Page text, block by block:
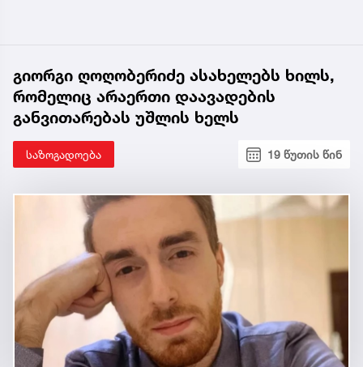
გიორგი ღოღობერიძე ასახელებს ხილს,
რომელიც არაერთი დაავადების
განვითარებას უშლის ხელს
საზოგადოება 19 წუთის წინ